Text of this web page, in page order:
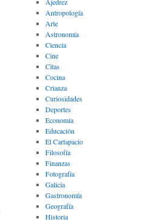
Antropología
Arte
Astronomía
Ciencia
Cine
Citas
Cocina
Crianza
Curiosidades
Deportes
Economía
Educación
El Cartapacio
Filosofía
Finanzas
Fotografía
Galicia
Gastronomía
Geografía
Historia